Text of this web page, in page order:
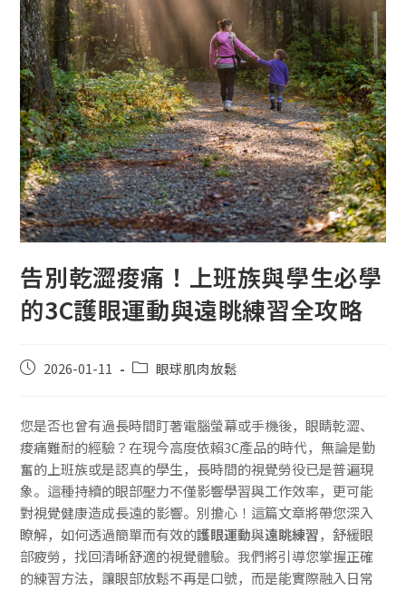
告別乾澀痠痛！上班族與學生必學
的3C護眼運動與遠眺練習全攻略
2026-01-11 眼球肌肉放鬆
您是否也曾有過長時間盯著電腦螢幕或手機後，眼睛乾澀、
痠痛難耐的經驗？在現今高度依賴3C產品的時代，無論是勤
奮的上班族或是認真的學生，長時間的視覺勞役已是普遍現
象。這種持續的眼部壓力不僅影響學習與工作效率，更可能
對視覺健康造成長遠的影響。別擔心！這篇文章將帶您深入
瞭解，如何透過簡單而有效的護眼運動與遠眺練習，舒緩眼
部疲勞，找回清晰舒適的視覺體驗。我們將引導您掌握正確
的練習方法，讓眼部放鬆不再是口號，而是能實際融入日常